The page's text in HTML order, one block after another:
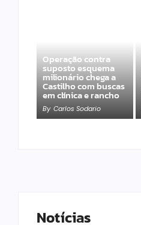
Operação contra
suposto esquema
milionário chega a
Castilho com buscas
em clínica e rancho
By Carlos Sodario
Notícias